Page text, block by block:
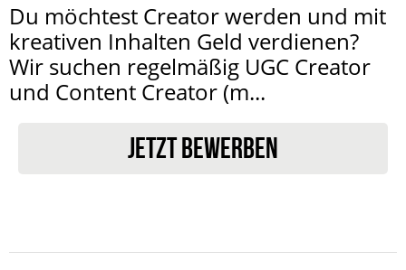
Du möchtest Creator werden und mit
kreativen Inhalten Geld verdienen?
Wir suchen regelmäßig UGC Creator
und Content Creator (m...
JETZT BEWERBEN